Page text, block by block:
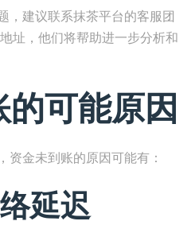
，建议联系抹茶平台的客服团
址，他们将帮助进一步分析和
可能原因
资金未到账的原因可能有：
延迟